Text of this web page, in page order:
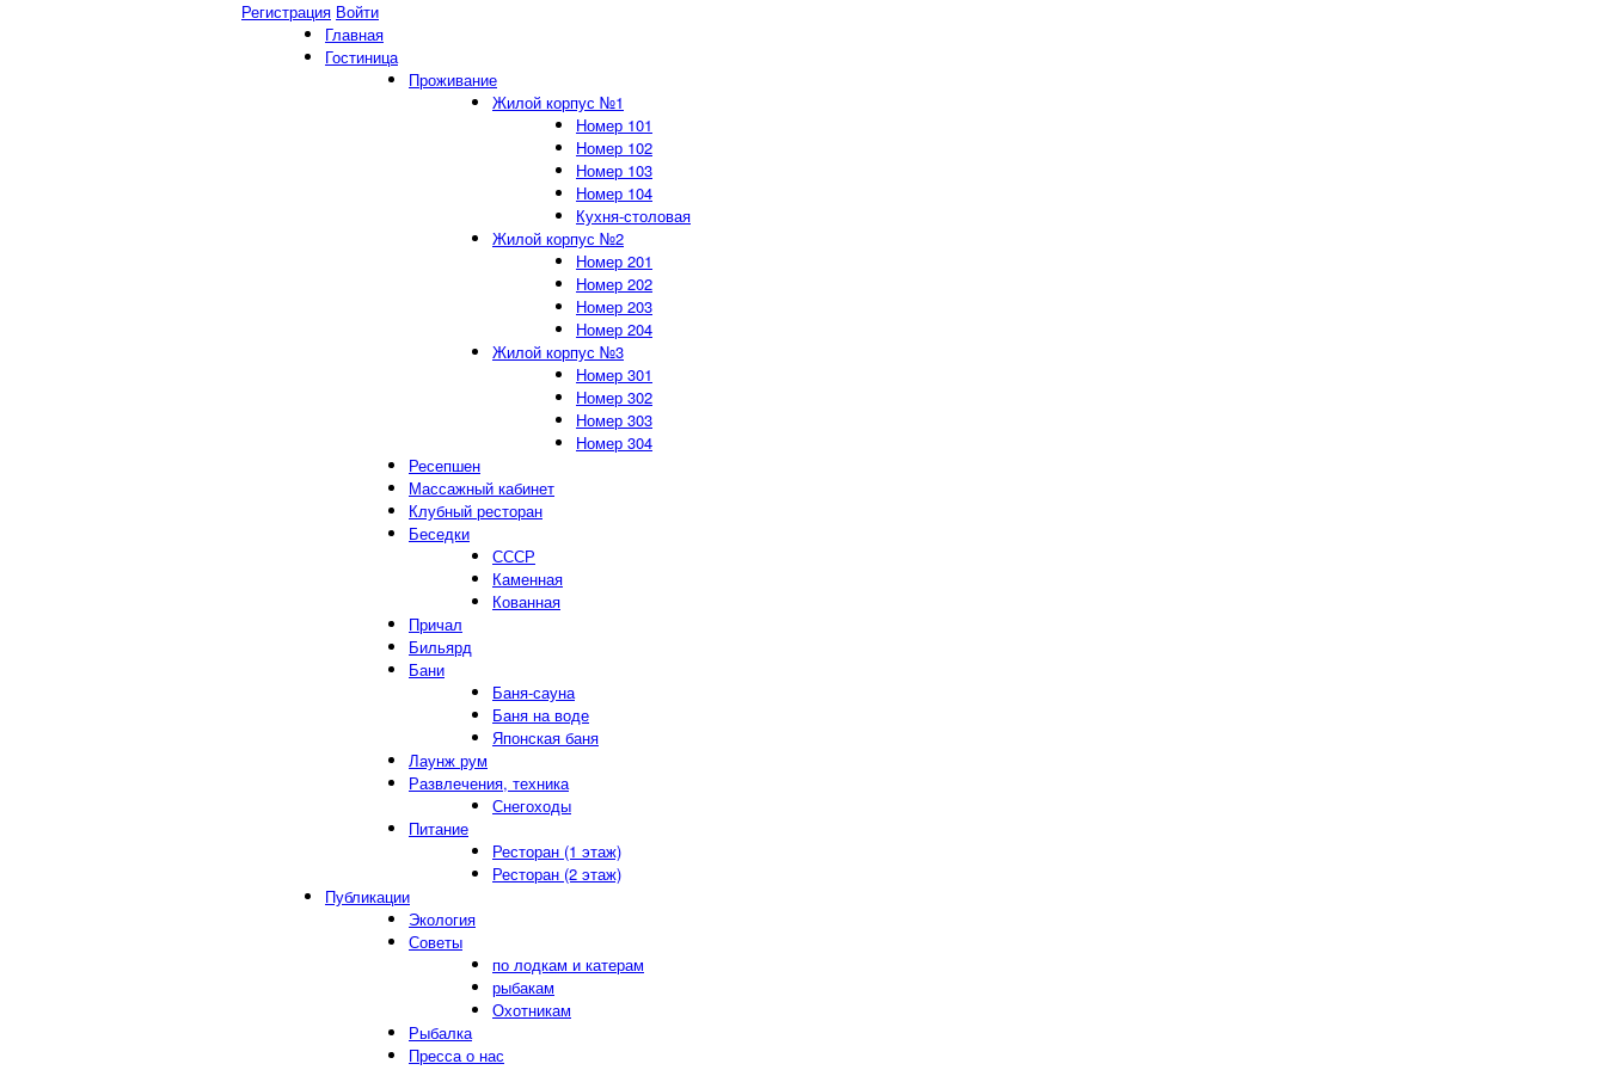
Регистрация Войти
Главная
Гостиница
Проживание
Жилой корпус №1
Номер 101
Номер 102
Номер 103
Номер 104
Кухня-столовая
Жилой корпус №2
Номер 201
Номер 202
Номер 203
Номер 204
Жилой корпус №3
Номер 301
Номер 302
Номер 303
Номер 304
Ресепшен
Массажный кабинет
Клубный ресторан
Беседки
СССР
Каменная
Кованная
Причал
Бильярд
Бани
Баня-сауна
Баня на воде
Японская баня
Лаунж рум
Развлечения, техника
Снегоходы
Питание
Ресторан (1 этаж)
Ресторан (2 этаж)
Публикации
Экология
Советы
по лодкам и катерам
рыбакам
Охотникам
Рыбалка
Пресса о нас